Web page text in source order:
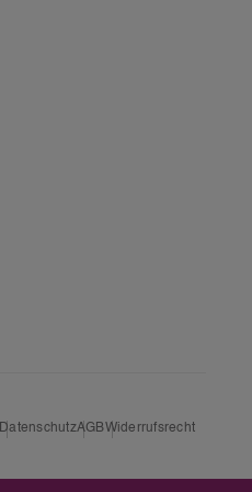
DatenschutzAGBWiderrufsrecht